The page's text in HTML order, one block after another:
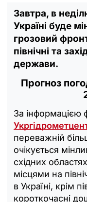
Завтра, в
Україні буде
грозовий
північні та
держави.
Прогноз
За інформацією
переважній
очікується
східних
місцями на
в Україні, крім
короткочасні